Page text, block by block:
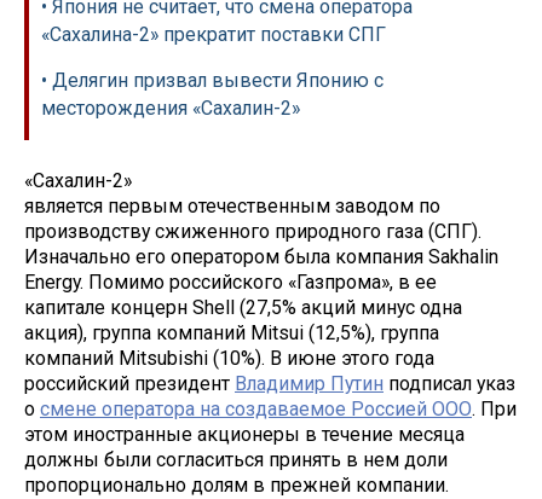
• Япония не считает, что смена оператора
«Сахалина-2» прекратит поставки СПГ
• Делягин призвал вывести Японию с
месторождения «Сахалин-2»
«Сахалин-2»
является первым отечественным заводом по
производству сжиженного природного газа (СПГ).
Изначально его оператором была компания Sakhalin
Energy. Помимо российского «Газпрома», в ее
капитале концерн Shell (27,5% акций минус одна
акция), группа компаний Mitsui (12,5%), группа
компаний Mitsubishi (10%). В июне этого года
российский президент Владимир Путин подписал указ
о смене оператора на создаваемое Россией ООО. При
этом иностранные акционеры в течение месяца
должны были согласиться принять в нем доли
пропорционально долям в прежней компании.